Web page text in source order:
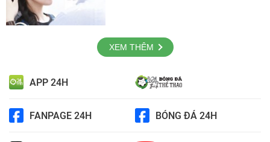
XEM THÊM
APP 24H
FANPAGE 24H BÓNG ĐÁ 24H